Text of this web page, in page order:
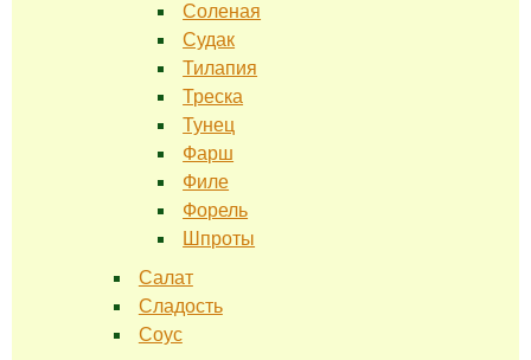
Соленая
Судак
Тилапия
Треска
Тунец
Фарш
Филе
Форель
Шпроты
Салат
Сладость
Соус